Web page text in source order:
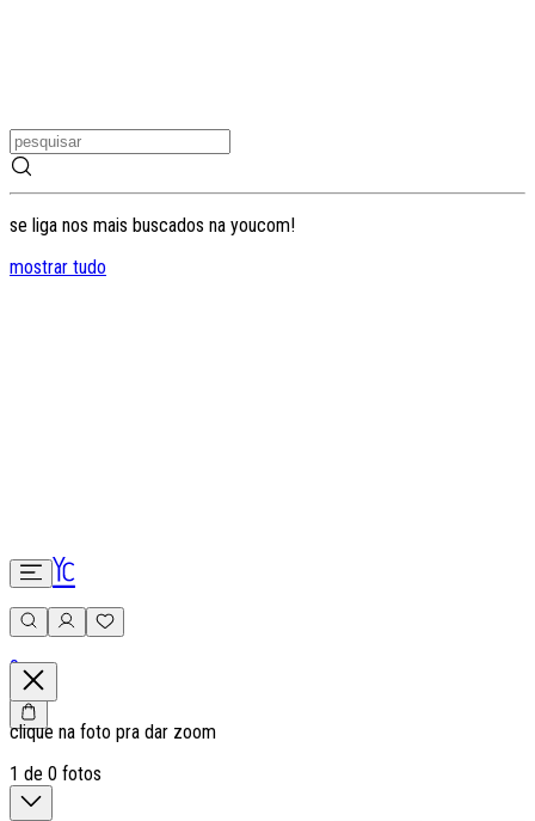
se liga nos mais buscados na youcom!
mostrar tudo
0
clique na foto pra dar zoom
1 de 0 fotos